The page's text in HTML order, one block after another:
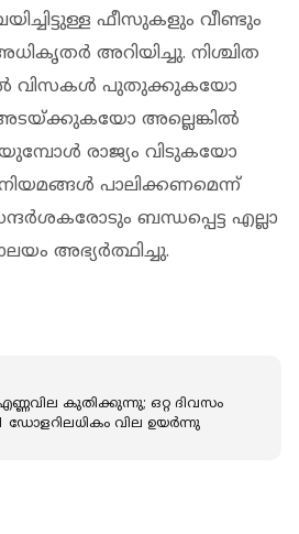
ഫീസുകളും വീണ്ടും
അറിയിച്ചു. നിശ്ചിത
വിസകൾ പുതുക്കുകയോ
അല്ലെങ്കിൽ
രാജ്യം വിടുകയോ
പാലിക്കണമെന്ന്
ബന്ധപ്പെട്ട എല്ലാ
അഭ്യർത്ഥിച്ചു.
കുതിക്കുന്നു; ഒറ്റ ദിവസം
ഡോളറിലധികം വില ഉയർന്നു